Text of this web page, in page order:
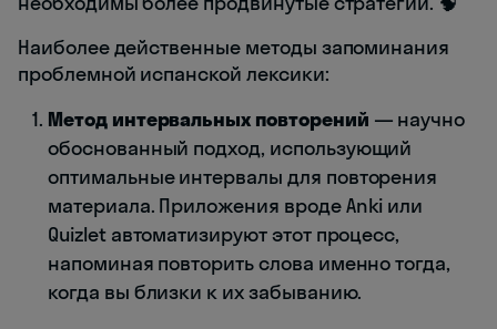
Наиболее действенные методы запоминания
проблемной испанской лексики:
Метод интервальных повторений — научно
обоснованный подход, использующий
оптимальные интервалы для повторения
материала. Приложения вроде Anki или
Quizlet автоматизируют этот процесс,
напоминая повторить слова именно тогда,
когда вы близки к их забыванию.